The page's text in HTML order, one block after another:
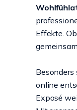
Effekte.
online
Exposé